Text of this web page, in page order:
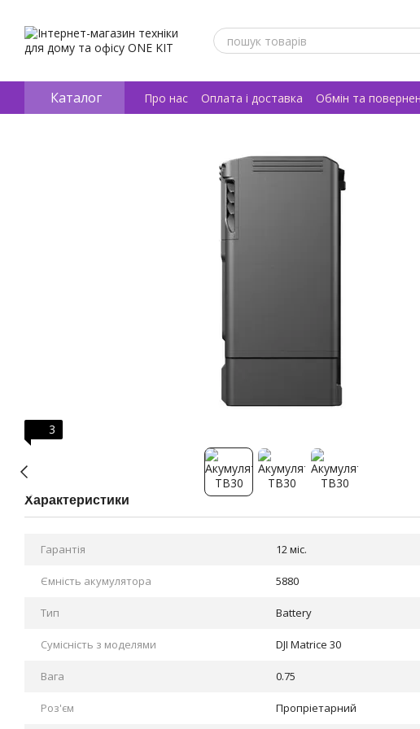
Каталог Про нас Оплата і доставка Обмін та
Відгуки про магазин
3
Характеристики
Гарантія 12 міс.
Ємність акумулятора 5880
Тип Battery
Сумісність з моделями DJI Matrice 30
Вага 0.75
Роз'єм Пропріетарний